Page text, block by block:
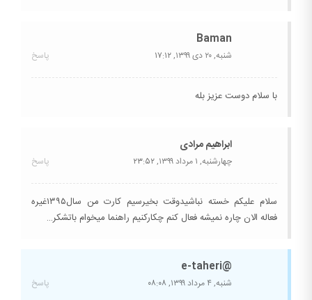
Baman
شنبه, ۲۰ دی ۱۳۹۹, ۱۷:۱۲ پاسخ
با سلام دوست عزیز بله
ابراهیم مرادی
چهارشنبه, ۱ مرداد ۱۳۹۹, ۲۳:۵۲ پاسخ
سلام علیکم خسته نباشیدوقت بخیرسیم کارت من سال۱۳۹۵غیره
فعاله الان چاره نمیشه فعال کنم چکارکنیم راهنما میخوام باتشکر…
@e-taheri
شنبه, ۴ مرداد ۱۳۹۹, ۰۸:۰۸ پاسخ